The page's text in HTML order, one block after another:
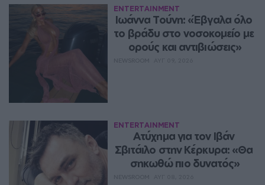
ENTERTAINMENT
Ιωάννα Τούνη: «Έβγαλα όλο
το βράδυ στο νοσοκομείο με
ορούς και αντιβιώσεις»
ENTERTAINMENT
Ατύχημα για τον Ιβάν
Σβιτάιλο στην Κέρκυρα: «Θα
σηκωθώ πιο δυνατός»